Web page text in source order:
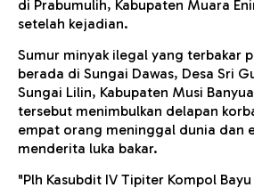
di Prabumulih, Kabupaten Muara
setelah kejadian.
Sumur minyak ilegal yang terbakar
berada di Sungai Dawas, Desa Sri
Sungai Lilin, Kabupaten Musi
tersebut menimbulkan delapan
empat orang meninggal dunia dan
menderita luka bakar.
"Plh Kasubdit IV Tipiter Kompol